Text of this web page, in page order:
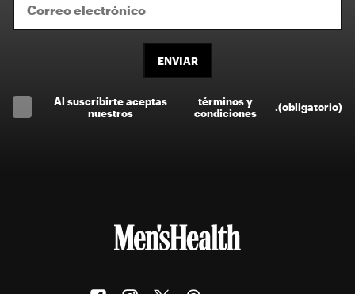
ENVIAR
Al suscríbirte aceptas
nuestros
términos y
condiciones
.(obligatorio)